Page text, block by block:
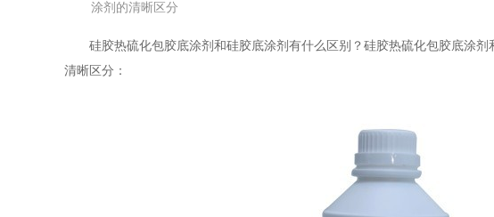
涂剂的清晰区分
硅胶热硫化包胶底涂剂和硅胶底涂剂有什么区别？硅胶热硫化包胶底涂
清晰区分：